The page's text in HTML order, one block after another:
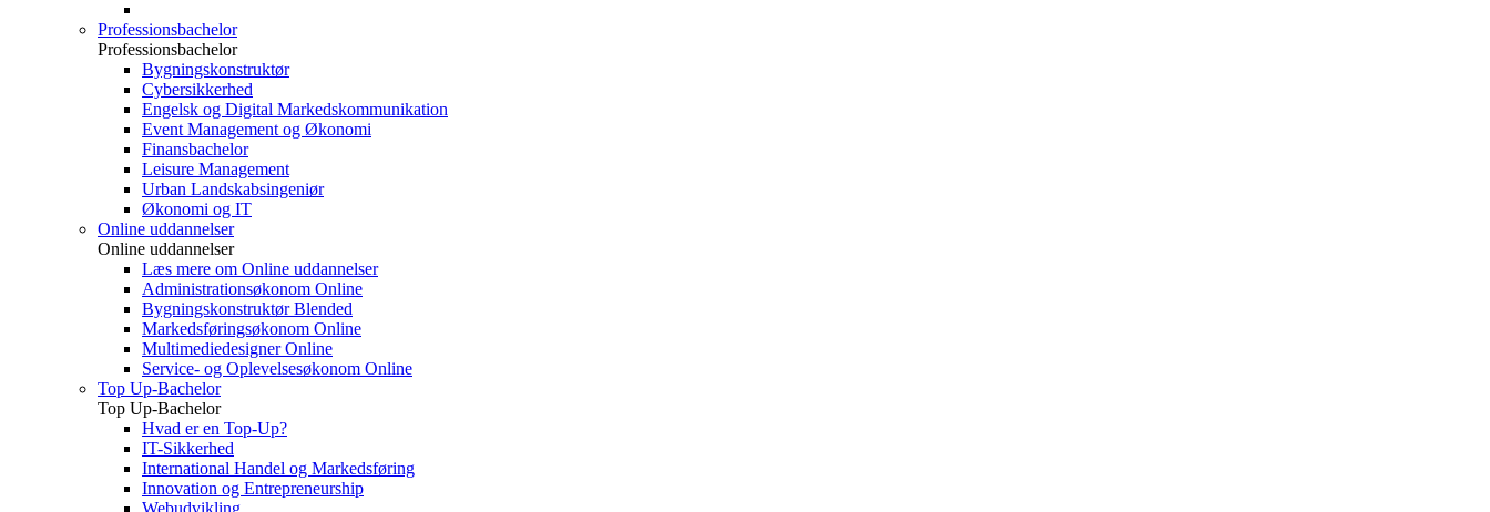
Professionsbachelor
Professionsbachelor
Bygningskonstruktør
Cybersikkerhed
Engelsk og Digital Markedskommunikation
Event Management og Økonomi
Finansbachelor
Leisure Management
Urban Landskabsingeniør
Økonomi og IT
Online uddannelser
Online uddannelser
Læs mere om Online uddannelser
Administrationsøkonom Online
Bygningskonstruktør Blended
Markedsføringsøkonom Online
Multimediedesigner Online
Service- og Oplevelsesøkonom Online
Top Up-Bachelor
Top Up-Bachelor
Hvad er en Top-Up?
IT-Sikkerhed
International Handel og Markedsføring
Innovation og Entrepreneurship
Webudvikling